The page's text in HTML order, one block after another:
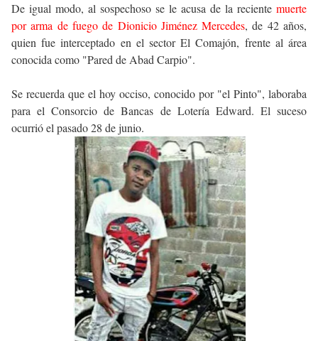
De igual modo, al sospechoso se le acusa de la reciente muerte
por arma de fuego de Dionicio Jiménez Mercedes, de 42 años,
quien fue interceptado en el sector El Comajón, frente al área
conocida como "Pared de Abad Carpio".
Se recuerda que el hoy occiso, conocido por "el Pinto", laboraba
para el Consorcio de Bancas de Lotería Edward. El suceso
ocurrió el pasado 28 de junio.